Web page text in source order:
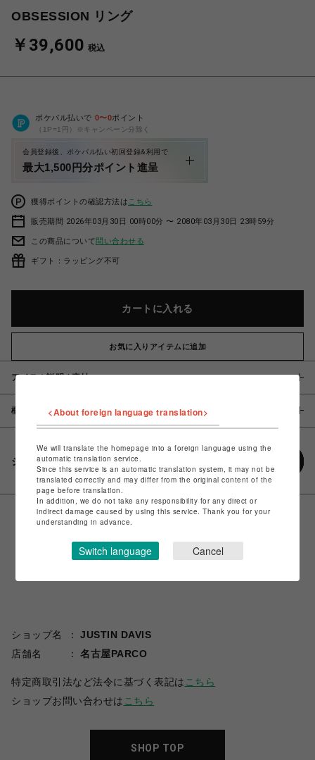
OBSESSION リング
￥39,600 税込
ポケパル払いで 0〜0ポイント
（1P=1円）※キャンペーン分除く
会員登録後、ポケパル払い初回登録&利用で
最大1,500円分ポイント進呈
獲得ポイントの確認方法は こちら
販売期間 2026年03月30日 00時00分 〜 2080年03月30日 23時59分
この商品について問い合わせる
ギフト：ラッピング不可
カートに入れる
お気に入りアイテムに追加
アイテム説明 / 素材
概要
シェアする
ショップ名
JUSTIN DAVIS
店舗名
名古屋PARCO
特定商取引法など法令に基づく表記は こちら
ショップお問い合わせは こちら
SHOP TOP
<About foreign language translation>
We will translate the homepage into a foreign language using the
automatic translation service.
Since this service is an automatic translation system, it may not be
translated correctly and may differ from the original content of the
page before translation.
In addition, we do not take any responsibility for any direct or
indirect damage caused by using this service. Thank you for your
understanding in advance.
Switch language Cancel